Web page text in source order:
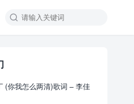

(你我怎么两清)歌词 – 李佳